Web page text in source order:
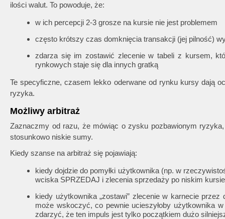
ilości walut. To powoduje, że:
w ich percepcji 2-3 grosze na kursie nie jest problemem
często krótszy czas domknięcia transakcji (jej pilność)
zdarza się im zostawić zlecenie w tabeli z kursem,
rynkowych staje się dla innych gratką
Te specyficzne, czasem lekko oderwane od rynku kursy dają
ryzyka.
Możliwy arbitraż
Zaznaczmy od razu, że mówiąc o zysku pozbawionym
stosunkowo niskie sumy.
Kiedy szanse na arbitraż się pojawiają:
kiedy dojdzie do pomyłki użytkownika (np. w
wciska SPRZEDAJ i zlecenia sprzedaży po niskim
kiedy użytkownika „zostawi” zlecenie w karnecie
może wskoczyć, co pewnie ucieszyłoby użytkownika
zdarzyć, że ten impuls jest tylko początkiem dużo